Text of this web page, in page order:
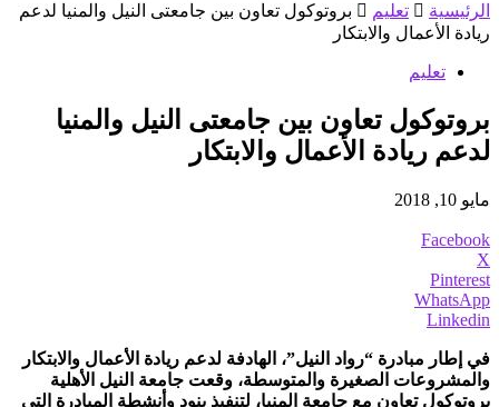
الرئيسية تعليم
بروتوكول تعاون بين جامعتى النيل والمنيا لدعم
ريادة الأعمال والابتكار
تعليم
بروتوكول تعاون بين جامعتى النيل والمنيا
لدعم ريادة الأعمال والابتكار
مايو 10, 2018
Facebook
X
Pinterest
WhatsApp
Linkedin
في إطار مبادرة “رواد النيل”، الهادفة لدعم ريادة الأعمال والابتكار
والمشروعات الصغيرة والمتوسطة، وقعت جامعة النيل الأهلية
بروتوكول تعاون مع جامعة المنيا، لتنفيذ بنود وأنشطة المبادرة التي